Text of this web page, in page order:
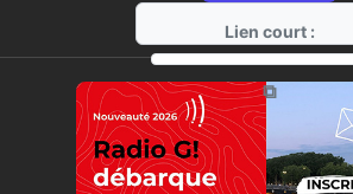
Lien court :
⧉